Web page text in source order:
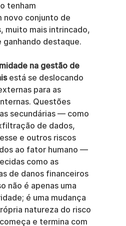
tenham
novo conjunto de
muito mais intrincado,
destaque.
na gestão de
está se deslocando
para as
Questões
secundárias — como
de dados,
e outros riscos
ao fator humano —
como as
de danos financeiros
não é apenas uma
é uma mudança
natureza do risco
e termina com